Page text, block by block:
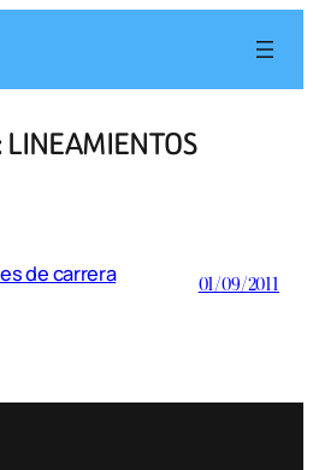
LINEAMIENTOS
de carrera 01/09/2011